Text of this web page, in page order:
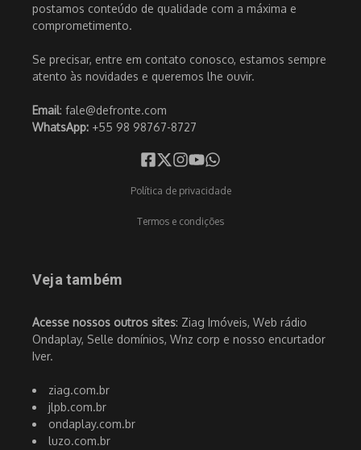
postamos conteúdo de qualidade com a máxima e
comprometimento.
Se precisar, entre em contato conosco, estamos sempre
atento às novidades e queremos lhe ouvir.
Email: fale@defronte.com
WhatsApp: +55 98 98767-8727
Política de privacidade
Termos e condições
Veja também
Acesse nossos outros sites: Ziag Imóveis, Web rádio
Ondaplay, Selle domínios, Wnz corp e nosso encurtador
Iver.
ziag.com.br
jlpb.com.br
ondaplay.com.br
luzo.com.br